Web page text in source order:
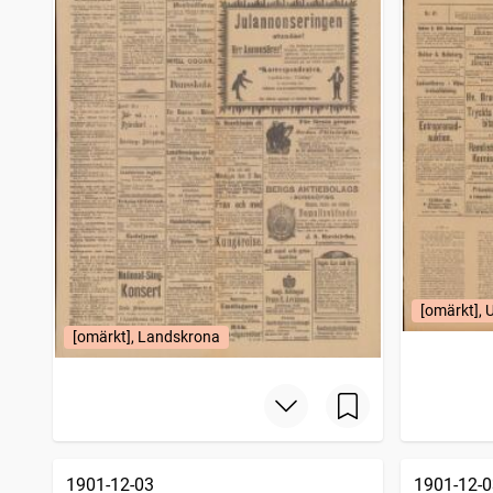
Helsingborgsposten Skåne Halland
1
träffar
Västgöta korrespondenten Skövde tidning
1
träffar
Enköpings tidning (1885)
1
träffar
Borås tidning
1
träffar
Småland
1
träffar
Hvad nytt i dag, Sammandragen upplaga af Stockholmstidningen
1
träffar
Falkenbergs tidning
träffar
Arboga tidning (1881)
1
träffar
Dagen (Stockholm : 1896)
1
träffar
Från Birger Jarls stad
1
träffar
Åby-Åstorpstidningen
1
träffar
Gefle dagblad
träffar
Arbetet (1887)
1
träffar
Justitia
1
träffar
1
1
Sydsvenska dagbladet
1
träffar
[omärkt], Landskrona
[omärkt],
1901-12-03
1901-12-